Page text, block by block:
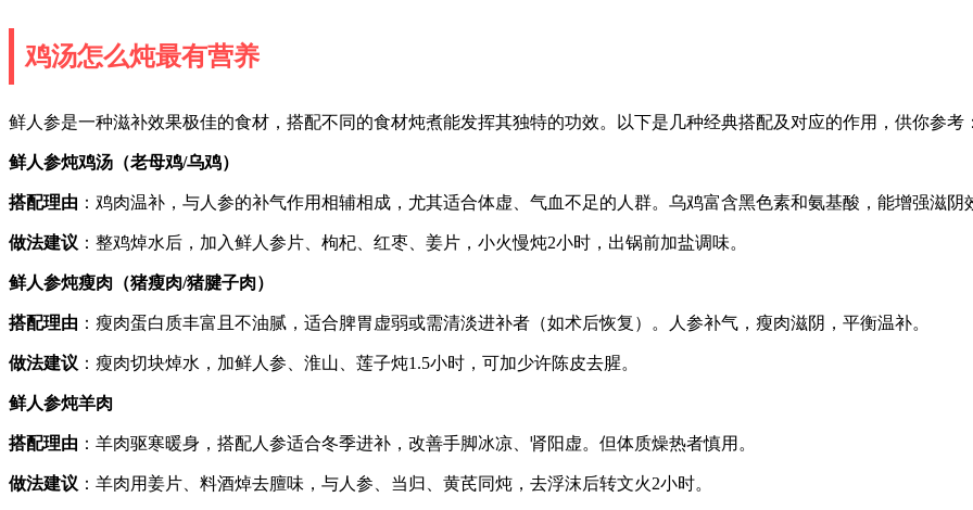
鸡汤怎么炖最有营养
鲜人参是一种滋补效果极佳的食材，搭配不同的食材炖煮能发挥其独特的功效。以下是几种经典搭配及对应的作用，供你参考：
鲜人参炖鸡汤（老母鸡/乌鸡）
搭配理由 ：鸡肉温补，与人参的补气作用相辅相成，尤其适合体虚、气血不足的人群。乌鸡富含黑色素和氨基酸，能增强滋阴
做法建议 ：整鸡焯水后，加入鲜人参片、枸杞、红枣、姜片，小火慢炖2小时，出锅前加盐调味。
鲜人参炖瘦肉（猪瘦肉/猪腱子肉）
搭配理由 ：瘦肉蛋白质丰富且不油腻，适合脾胃虚弱或需清淡进补者（如术后恢复）。人参补气，瘦肉滋阴，平衡温补。
做法建议 ：瘦肉切块焯水，加鲜人参、淮山、莲子炖1.5小时，可加少许陈皮去腥。
鲜人参炖羊肉
搭配理由 ：羊肉驱寒暖身，搭配人参适合冬季进补，改善手脚冰凉、肾阳虚。但体质燥热者慎用。
做法建议 ：羊肉用姜片、料酒焯去膻味，与人参、当归、黄芪同炖，去浮沫后转文火2小时。